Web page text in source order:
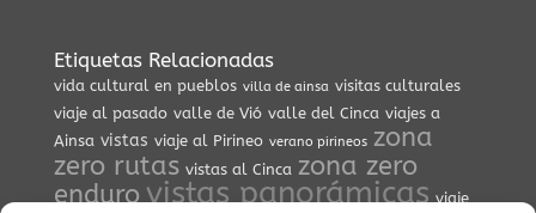
Etiquetas Relacionadas
vida cultural en pueblos villa de ainsa visitas culturales
viaje al pasado valle de Vió valle del Cinca viajes a
Ainsa vistas viaje al Pirineo verano pirineos zona
zero rutas vistas al Cinca zona zero
endurovistas panorámicas viaje